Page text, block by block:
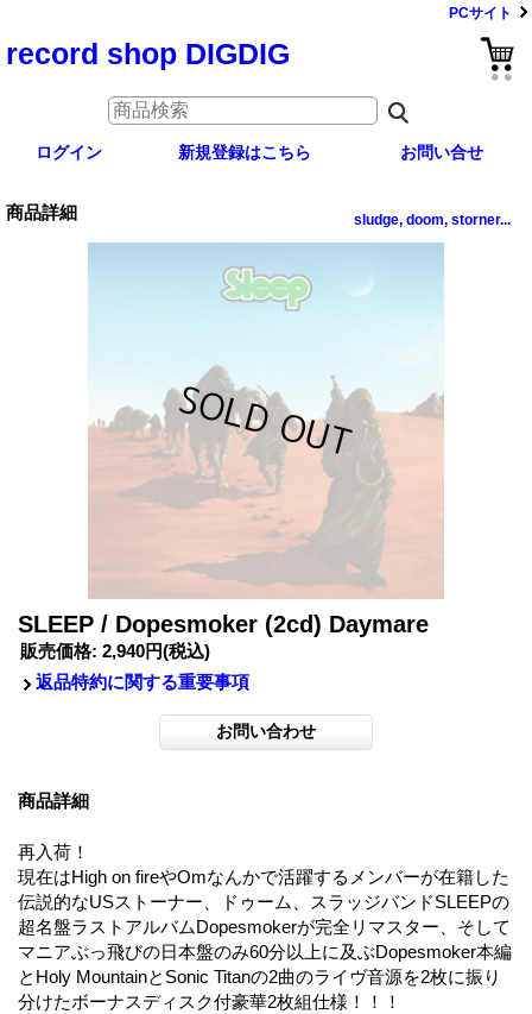
PCサイト
record shop DIGDIG
ログイン 新規登録はこちら お問い合せ
商品詳細 sludge, doom, storner...
SLEEP / Dopesmoker (2cd) Daymare
販売価格: 2,940円(税込)
返品特約に関する重要事項
商品詳細
再入荷！
現在はHigh on fireやOmなんかで活躍するメンバーが在籍した
伝説的なUSストーナー、ドゥーム、スラッジバンドSLEEPの
超名盤ラストアルバムDopesmokerが完全リマスター、そして
マニアぶっ飛びの日本盤のみ60分以上に及ぶDopesmoker本編
とHoly MountainとSonic Titanの2曲のライヴ音源を2枚に振り
分けたボーナスディスク付豪華2枚組仕様！！！